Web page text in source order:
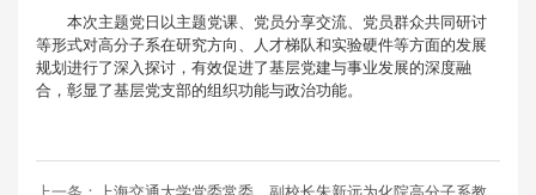
本次主题党日以主题党课、党员分享交流、党员群众共同研讨
等形式对高分子系在研究方向、人才梯队和实验硬件等方面的发展
规划进行了深入探讨，有效促进了基层党建与事业发展的深度融
合，彰显了基层党支部的组织功能与政治功能。